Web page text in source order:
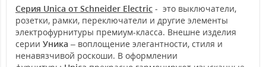
Серия Unica от Schneider Electric - это выключатели,
розетки, рамки, переключатели и другие элементы
электрофурнитуры премиум-класса. Внешне изделия
серии Уника – воплощение элегантности, стиля и
ненавязчивой роскоши. В оформлении